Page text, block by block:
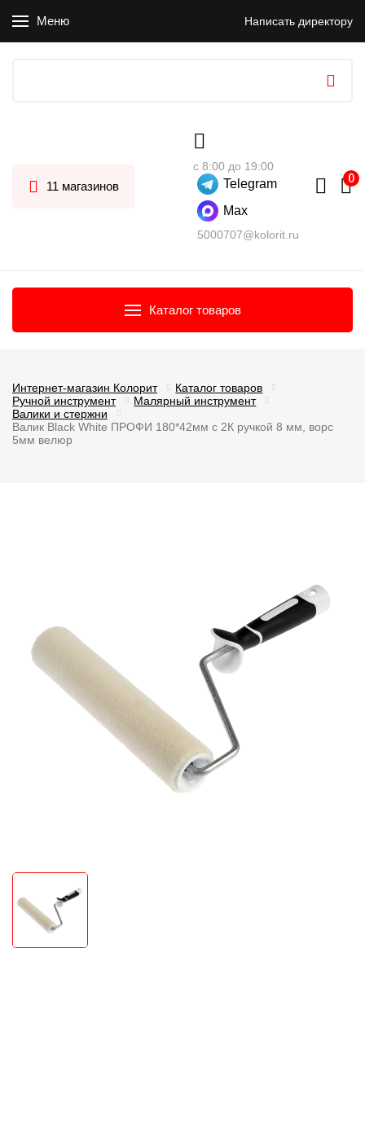
Меню Написать директору
11 магазинов
с 8:00 до 19:00
Telegram
Max
5000707@kolorit.ru
Каталог товаров
Интернет-магазин Колорит
Каталог товаров
Ручной инструмент
Малярный инструмент
Валики и стержни
Валик Black White ПРОФИ 180*42мм с 2К ручкой 8 мм, ворс
5мм велюр